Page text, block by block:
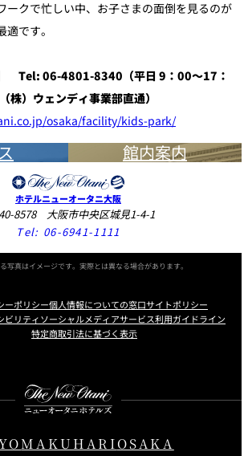
ークで忙しい中、お子さまの面倒を見るのが
です。
】 Tel: 06-4801-8340（平日 9：00～17：
株）ウェンディ事業部直通）
osaka/facility/kids-park/
館内案内
ホテルニューオータニ大阪
8578 大阪市中央区城見1-4-1
Tel: 06-6941-1111
写真はイメージです。実際とは異なる場合があります。
ーポリシー個人情報についての窓口サイトポリシー
ビリティソーシャルメディアサービス利用ガイドライン
特定商取引法に基づく表示
MAKUHARIOSAKA